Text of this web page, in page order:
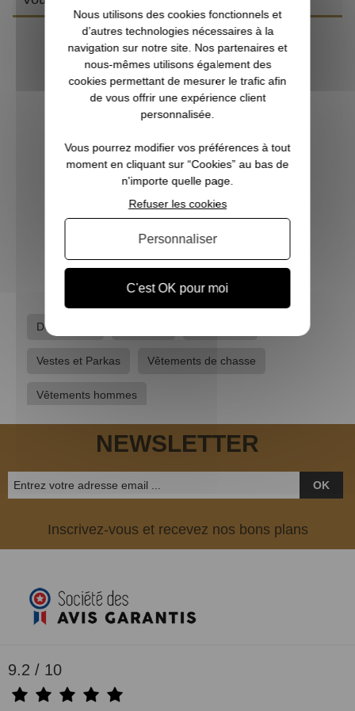
Gilet matelassé Camo Trek kaki PERCUSSION
Doudounes
Vestes et Parkas Vêtements de chasse
Vêtements hommes
NEWSLETTER
OK
Inscrivez-vous et recevez nos bons plans
9.2 / 10
Nous utilisons des cookies fonctionnels et
d’autres technologies nécessaires à la
navigation sur notre site. Nos partenaires et
nous-mêmes utilisons également des
cookies permettant de mesurer le trafic afin
de vous offrir une expérience client
personnalisée.
Vous pourrez modifier vos préférences à tout
moment en cliquant sur “Cookies” au bas de
n'importe quelle page.
C'est OK pour moi
Refuser les cookies
Personnaliser